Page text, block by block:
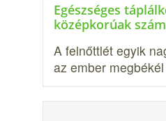
Egészséges
középkorúak
A felnőttlét egyik
az ember